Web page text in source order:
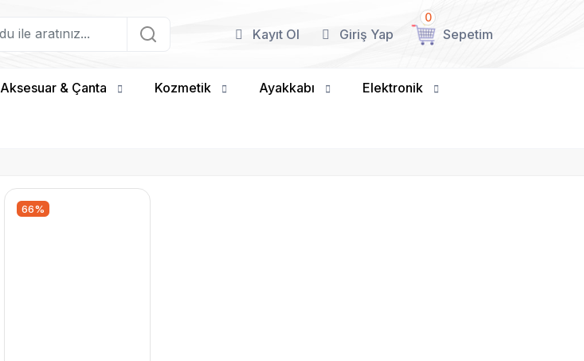
Kayıt Ol Giriş Yap
0
Sepetim
Aksesuar & Çanta Kozmetik Ayakkabı Elektronik
66%